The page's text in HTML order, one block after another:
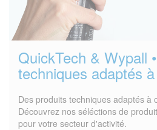
QuickTech & Wypall
techniques adaptés
Des produits techniques adaptés à
Découvrez nos séléctions de
pour votre secteur d'activité.